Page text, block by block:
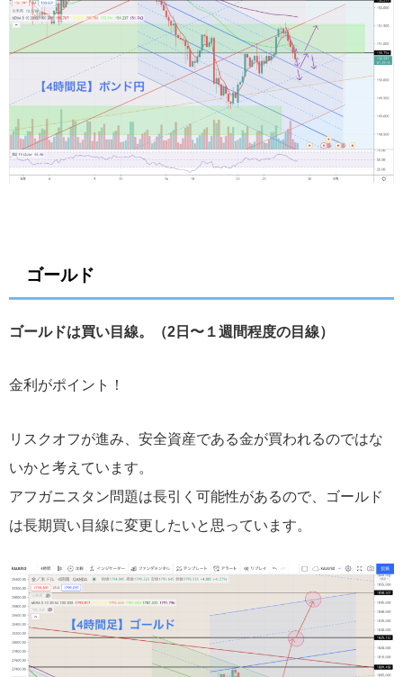
ゴールド
ゴールドは買い目線。（2日〜１週間程度の目線）
金利がポイント！
リスクオフが進み、安全資産である金が買われるのではな
いかと考えています。
アフガニスタン問題は長引く可能性があるので、ゴールド
は長期買い目線に変更したいと思っています。